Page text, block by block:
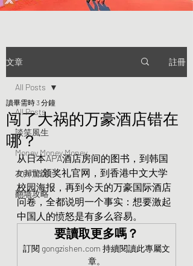
文章 註冊
All Posts
談笑風生
Money Money Money
友邦驚詫
翻墙攻略
All Posts
闯了大祸的万豪酒店错在
哪？
讀畢需時 3 分鐘
从日本APA酒店房间的图书，到韩国
mama颁奖礼官网，到香港中文大学
校园海报，再到今天的万豪国际酒店
问卷，全都说明一个事实：想要激起
中国人的愤怒是有多么容易。
要讀取更多嗎？
訂閱 gongzishen.com 持續閱讀此專屬文
章。